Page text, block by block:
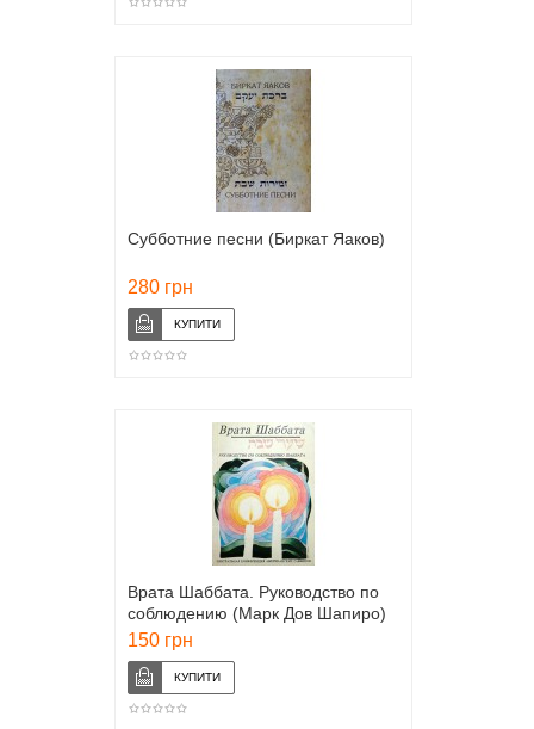
Субботние песни (Биркат Яаков)
280 грн
Врата Шаббата. Руководство по
соблюдению (Марк Дов Шапиро)
150 грн